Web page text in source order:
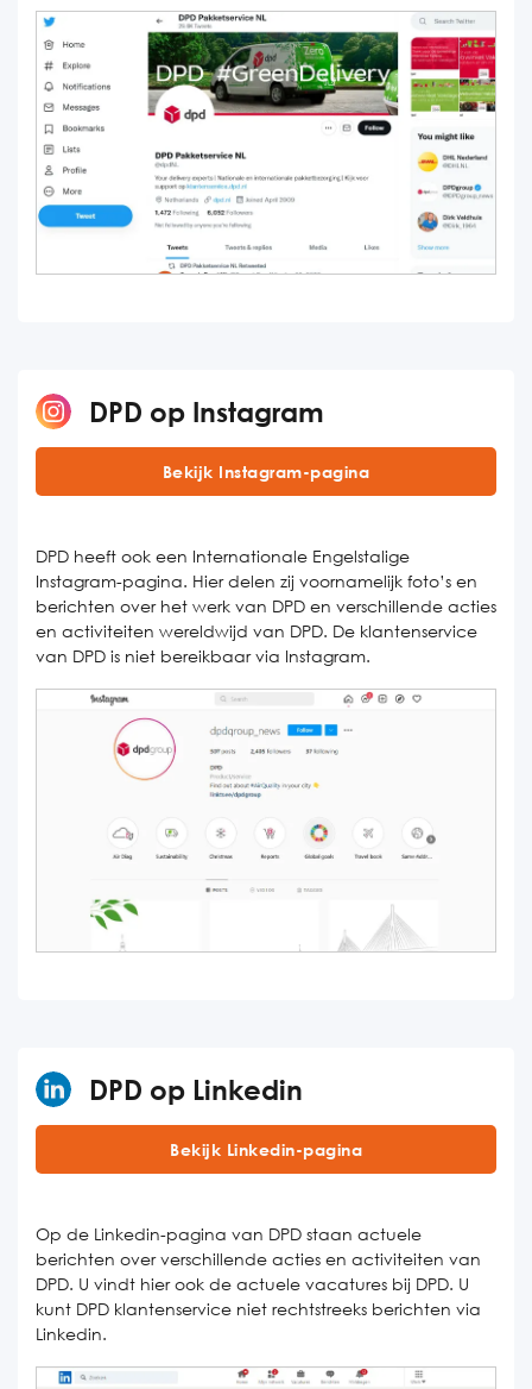
DPD op Instagram
Bekijk Instagram-pagina
DPD heeft ook een Internationale Engelstalige
Instagram-pagina. Hier delen zij voornamelijk foto’s en
berichten over het werk van DPD en verschillende acties
en activiteiten wereldwijd van DPD. De klantenservice
van DPD is niet bereikbaar via Instagram.
DPD op Linkedin
Bekijk Linkedin-pagina
Op de Linkedin-pagina van DPD staan actuele
berichten over verschillende acties en activiteiten van
DPD. U vindt hier ook de actuele vacatures bij DPD. U
kunt DPD klantenservice niet rechtstreeks berichten via
Linkedin.